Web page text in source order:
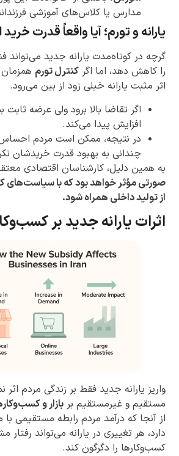
مدارس یا کلاس‌های آموزشی
یارانه و تورم؛ آیا واقعاً قدرت
گرچه در کوتاه‌مدت یارانه جدید می‌تواند
را کاهش دهد، اما اگر کنترل تورم همزمان
اثر مثبت یارانه خیلی زود از بین می‌رود.
اگر تقاضا بالا برود ولی عرضه ثابت
افزایش پیدا می‌کند.
در نتیجه، ممکن است مردم احساس
چندانی به بهبود قدرت خریدشان
به همین دلیل، کارشناسان اقتصادی
صورتی مؤثر خواهد بود که با سیاست‌های
از تولید داخلی همراه شود.
اثرات یارانه جدید بر
واریز یارانه جدید فقط بر زندگی مردم اثر
مستقیم و غیرمستقیم بر بازار و
از آنجا که درآمد مردم رابطه مستقیمی با
دارد، هر تغییری در یارانه می‌تواند رفتار
کسب‌وکارها را دگرگون کند.